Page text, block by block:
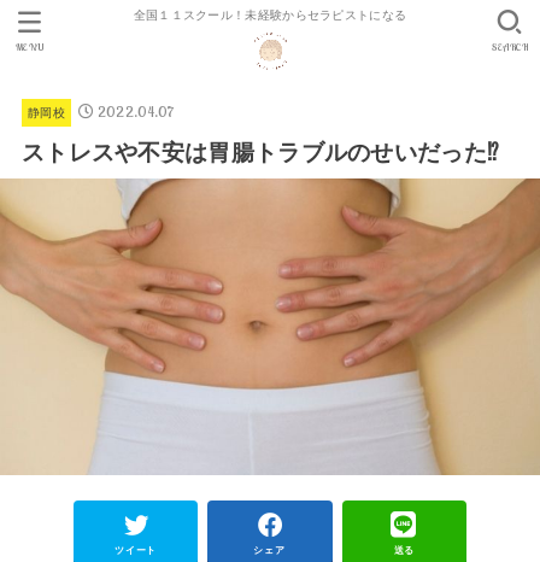
全国１１スクール！未経験からセラピストになる
SEARCH
MENU
静岡校 2022.04.07
ストレスや不安は胃腸トラブルのせいだった⁉︎
ツイート シェア 送る